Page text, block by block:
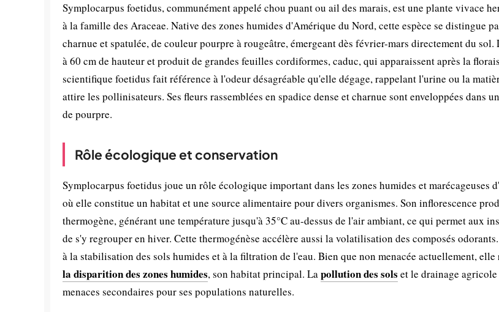
Symplocarpus foetidus, communément appelé chou puant ou ail des marais, est une plante vivace
à la famille des Araceae. Native des zones humides d'Amérique du Nord, cette espèce se distingue
charnue et spatulée, de couleur pourpre à rougeâtre, émergeant dès février-mars directement du
à 60 cm de hauteur et produit de grandes feuilles cordiformes, caduc, qui apparaissent après la
scientifique foetidus fait référence à l'odeur désagréable qu'elle dégage, rappelant l'urine ou la
attire les pollinisateurs. Ses fleurs rassemblées en spadice dense et charnue sont enveloppées dans
de pourpre.
Rôle écologique et conservation
Symplocarpus foetidus joue un rôle écologique important dans les zones humides et marécageuses
où elle constitue un habitat et une source alimentaire pour divers organismes. Son inflorescence
thermogène, générant une température jusqu'à 35°C au-dessus de l'air ambiant, ce qui permet aux
de s'y regrouper en hiver. Cette thermogénèse accélère aussi la volatilisation des composés
à la stabilisation des sols humides et à la filtration de l'eau. Bien que non menacée actuellement,
la disparition des zones humides, son habitat principal. Lapollution des sols et le drainage
menaces secondaires pour ses populations naturelles.